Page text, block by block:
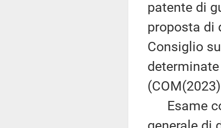
patente di
proposta di
Consiglio
Esame